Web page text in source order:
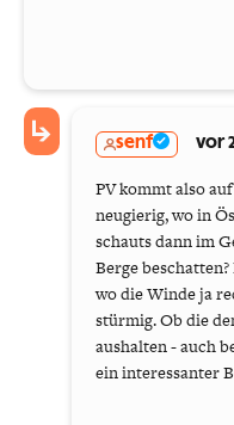
senf vor
PV kommt also
neugierig, wo in
schauts dann im
Berge
wo die Winde ja
stürmig. Ob die
aushalten - auch
ein interessanter